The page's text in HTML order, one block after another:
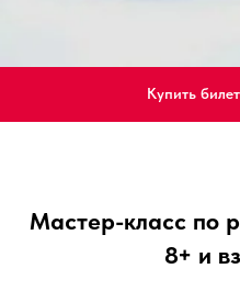
Купить
Мастер-класс по
8+ и